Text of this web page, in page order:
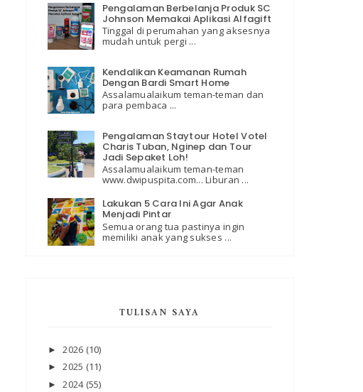
Pengalaman Berbelanja Produk SC
Johnson Memakai Aplikasi Alfagift
Tinggal di perumahan yang aksesnya
mudah untuk pergi ...
Kendalikan Keamanan Rumah
Dengan Bardi Smart Home
Assalamualaikum teman-teman dan
para pembaca ...
Pengalaman Staytour Hotel Votel
Charis Tuban, Nginep dan Tour
Jadi Sepaket Loh!
Assalamualaikum teman-teman
www.dwipuspita.com... Liburan ...
Lakukan 5 Cara Ini Agar Anak
Menjadi Pintar
Semua orang tua pastinya ingin
memiliki anak yang sukses ...
TULISAN SAYA
►2026 (10)
►2025 (11)
►2024 (55)